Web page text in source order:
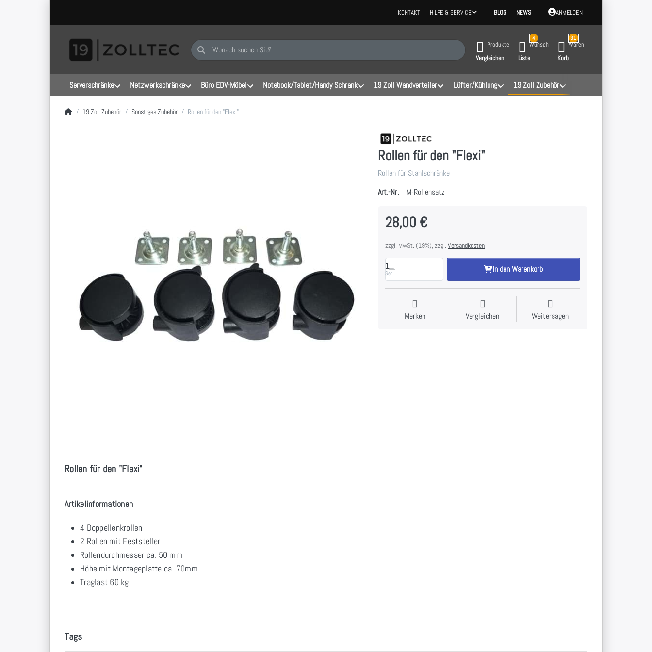
KONTAKT HILFE & SERVICE BLOG NEWS ANMELDEN
Geben Sie einen Suchbegriff ein. Während Sie tippen, erscheinen automatisch erste Ergebnisse. Drücken Sie die Eingabetaste, um alle Ergebnisse aufzurufen.
Produkte
Vergleichen
4
Wunsch
Liste
31
Waren
Korb
Serverschränke Netzwerkschränke Büro EDV-Möbel Notebook/Tablet/Handy Schrank 19 Zoll Wandverteiler Lüfter/Kühlung 19 Zoll Zubehör
Startseite
19 Zoll Zubehör Sonstiges Zubehör Rollen für den "Flexi"
Rollen für den "Flexi"
Rollen für Stahlschränke
Art.-Nr.
M-Rollensatz
28,00 €
zzgl. MwSt. (19%), zzgl.Versandkosten
1
Set In den Warenkorb
Merken Vergleichen Weitersagen
Rollen für den "Flexi"
Artikelinformationen
4 Doppellenkrollen
2 Rollen mit Feststeller
Rollendurchmesser ca. 50 mm
Höhe mit Montageplatte ca. 70mm
Traglast 60 kg
Tags